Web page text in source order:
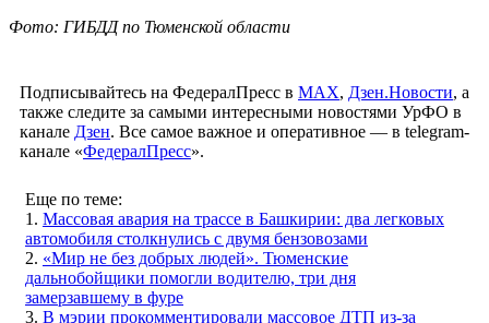
Фото: ГИБДД по Тюменской области
Подписывайтесь на ФедералПресс в МАХ, Дзен.Новости, а
также следите за самыми интересными новостями УрФО в
канале Дзен. Все самое важное и оперативное — в telegram-
канале «ФедералПресс».
Еще по теме:
1. Массовая авария на трассе в Башкирии: два легковых
автомобиля столкнулись с двумя бензовозами
2. «Мир не без добрых людей». Тюменские
дальнобойщики помогли водителю, три дня
замерзавшему в фуре
3. В мэрии прокомментировали массовое ДТП из-за